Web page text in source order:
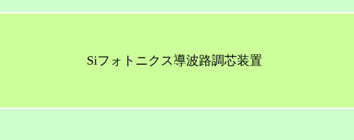
Siフォトニクス導波路調芯装置